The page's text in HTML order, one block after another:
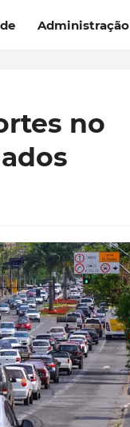
Administração
no